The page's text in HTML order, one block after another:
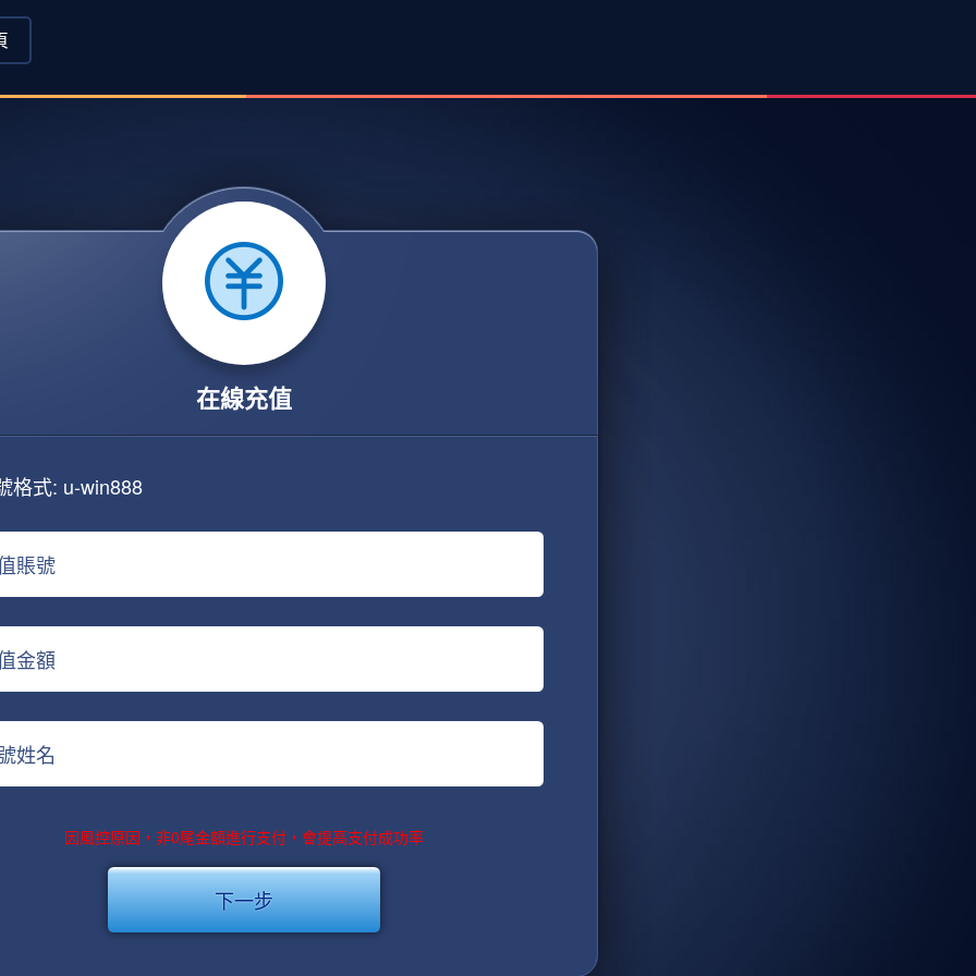
在線充值
格式: u-win888
賬號
金額
姓名
因風控原因，非0尾金額進行支付，會提高支付成功率